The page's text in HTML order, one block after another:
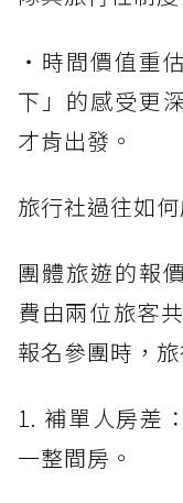
・時間價值重
下」的感受更
才肯出發。
旅行社過往如
團體旅遊的報
費由兩位旅客
報名參團時，
1. 補單人房差
一整間房。